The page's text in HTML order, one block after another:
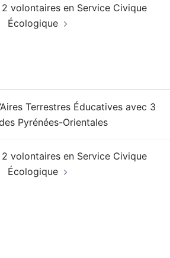
volontaires en Service Civique
Écologique
Terrestres Éducatives avec 3
Pyrénées-Orientales
volontaires en Service Civique
Écologique